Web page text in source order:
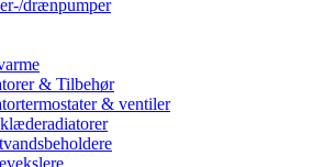
drænpumper
& Tilbehør
& ventiler